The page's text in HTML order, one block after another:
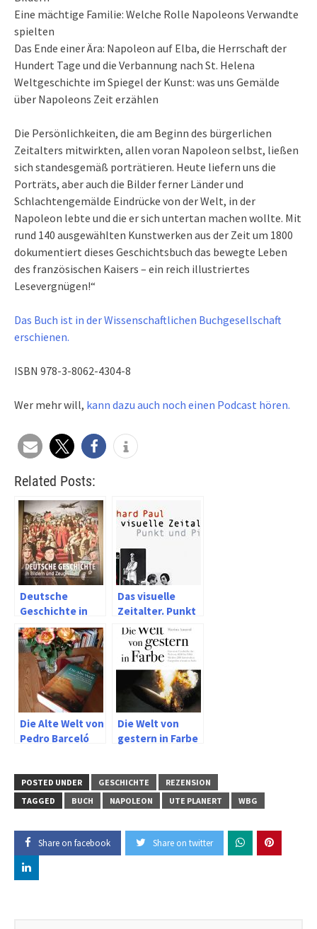
Eine mächtige Familie: Welche Rolle Napoleons Verwandte
spielten
Das Ende einer Ära: Napoleon auf Elba, die Herrschaft der
Hundert Tage und die Verbannung nach St. Helena
Weltgeschichte im Spiegel der Kunst: was uns Gemälde
über Napoleons Zeit erzählen
Die Persönlichkeiten, die am Beginn des bürgerlichen
Zeitalters mitwirkten, allen voran Napoleon selbst, ließen
sich standesgemäß porträtieren. Heute liefern uns die
Porträts, aber auch die Bilder ferner Länder und
Schlachtengemälde Eindrücke von der Welt, in der
Napoleon lebte und die er sich untertan machen wollte. Mit
rund 140 ausgewählten Kunstwerken aus der Zeit um 1800
dokumentiert dieses Geschichtsbuch das bewegte Leben
des französischen Kaisers – ein reich illustriertes
Lesevergnügen!“
Das Buch ist in der Wissenschaftlichen Buchgesellschaft
erschienen.
ISBN 978-3-8062-4304-8
Wer mehr will, kann dazu auch noch einen Podcast hören.
Related Posts:
Deutsche
Geschichte in
Bildern und
Zeugnissen
Das visuelle
Zeitalter. Punkt
und Pixel von
Gerhard Paul
Die Alte Welt von
Pedro Barceló
Die Welt von
gestern in Farbe
POSTED UNDER GESCHICHTE
REZENSION
TAGGED
BUCH NAPOLEON UTE PLANERT WBG
Share on facebook Share on twitter